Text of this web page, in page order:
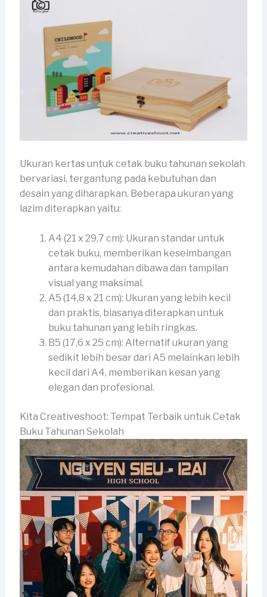
Ukuran kertas untuk cetak buku tahunan sekolah
bervariasi, tergantung pada kebutuhan dan
desain yang diharapkan. Beberapa ukuran yang
lazim diterapkan yaitu:
A4 (21 x 29,7 cm): Ukuran standar untuk
cetak buku, memberikan keseimbangan
antara kemudahan dibawa dan tampilan
visual yang maksimal.
A5 (14,8 x 21 cm): Ukuran yang lebih kecil
dan praktis, biasanya diterapkan untuk
buku tahunan yang lebih ringkas.
B5 (17,6 x 25 cm): Alternatif ukuran yang
sedikit lebih besar dari A5 melainkan lebih
kecil dari A4, memberikan kesan yang
elegan dan profesional.
Kita Creativeshoot: Tempat Terbaik untuk Cetak
Buku Tahunan Sekolah